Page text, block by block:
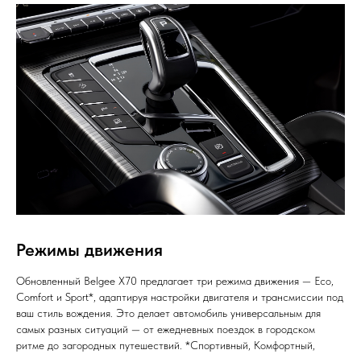
Режимы движения
Обновленный Belgee X70 предлагает три режима движения — Eco,
Comfort и Sport*, адаптируя настройки двигателя и трансмиссии под
ваш стиль вождения. Это делает автомобиль универсальным для
самых разных ситуаций — от ежедневных поездок в городском
ритме до загородных путешествий. *Спортивный, Комфортный,